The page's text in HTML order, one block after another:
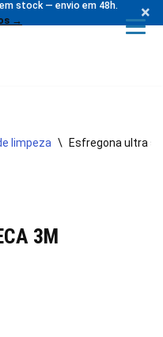
stock — envio em 48h.
→
×
limpeza \ Esfregona ultra
3M